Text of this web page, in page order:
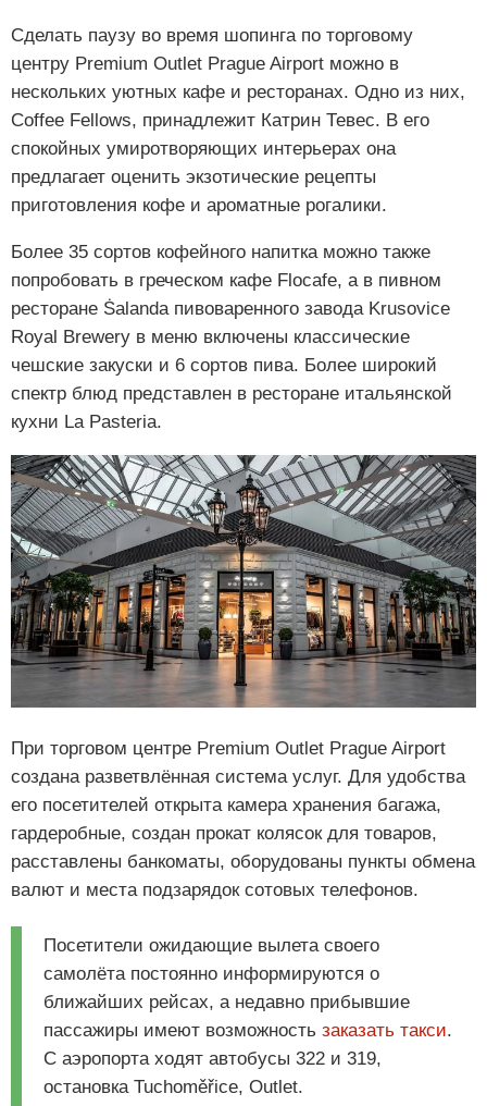
Сделать паузу во время шопинга по торговому
центру Premium Outlet Prague Airport можно в
нескольких уютных кафе и ресторанах. Одно из них,
Coffee Fellows, принадлежит Катрин Тевес. В его
спокойных умиротворяющих интерьерах она
предлагает оценить экзотические рецепты
приготовления кофе и ароматные рогалики.
Более 35 сортов кофейного напитка можно также
попробовать в греческом кафе Flocafe, а в пивном
ресторане Ṡalanda пивоваренного завода Krusovice
Royal Brewery в меню включены классические
чешские закуски и 6 сортов пива. Более широкий
спектр блюд представлен в ресторане итальянской
кухни La Pasteria.
При торговом центре Premium Outlet Prague Airport
создана разветвлённая система услуг. Для удобства
его посетителей открыта камера хранения багажа,
гардеробные, создан прокат колясок для товаров,
расставлены банкоматы, оборудованы пункты обмена
валют и места подзарядок сотовых телефонов.
Посетители ожидающие вылета своего
самолёта постоянно информируются о
ближайших рейсах, а недавно прибывшие
пассажиры имеют возможность заказать такси.
С аэропорта ходят автобусы 322 и 319,
остановка Tuchoměřice, Outlet.